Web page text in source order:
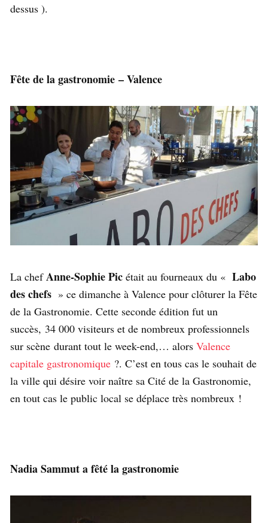
dessus ).
Fête de la gastronomie – Valence
La chefAnne-Sophie Pic était au fourneaux du « Labo
des chefs » ce dimanche à Valence pour clôturer la Fête
de la Gastronomie. Cette seconde édition fut un
succès, 34 000 visiteurs et de nombreux professionnels
sur scène durant tout le week-end,… alors Valence
capitale gastronomique ?. C’est en tous cas le souhait de
la ville qui désire voir naître sa Cité de la Gastronomie,
en tout cas le public local se déplace très nombreux !
Nadia Sammut a fêté la gastronomie